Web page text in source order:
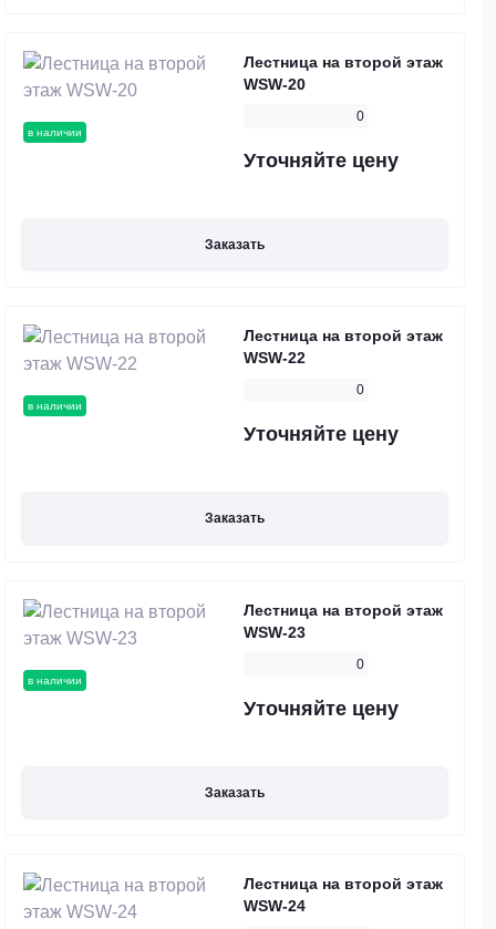
в наличии
Лестница на второй этаж
WSW-20
0
Уточняйте цену
Заказать
в наличии
Лестница на второй этаж
WSW-22
0
Уточняйте цену
Заказать
в наличии
Лестница на второй этаж
WSW-23
0
Уточняйте цену
Заказать
Лестница на второй этаж
WSW-24